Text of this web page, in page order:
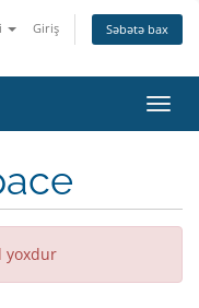
Giriş Səbətə bax
keçid
yoxdur